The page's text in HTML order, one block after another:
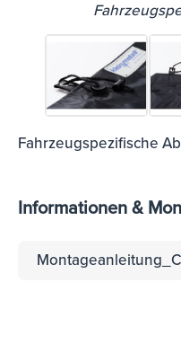
Fahrzeugspezifische
Informationen &